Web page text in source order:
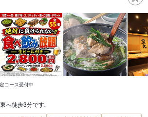
コース受付中
へ徒歩3分です｡